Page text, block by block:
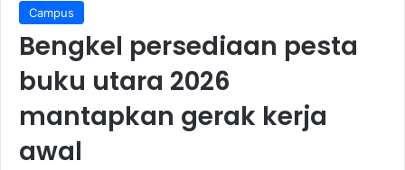
Campus
Bengkel persediaan pesta
buku utara 2026
mantapkan gerak kerja
awal